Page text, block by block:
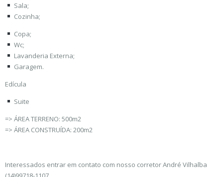
Sala;
Cozinha;
Copa;
Wc;
Lavanderia Externa;
Garagem.
Edícula
Suite
=> ÁREA TERRENO: 500m2
=> ÁREA CONSTRUÍDA: 200m2
Interessados entrar em contato com nosso corretor André Vilhalba